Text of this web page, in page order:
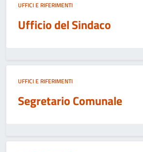
UFFICI E RIFERIMENTI
Ufficio del Sindaco
UFFICI E RIFERIMENTI
Segretario Comunale